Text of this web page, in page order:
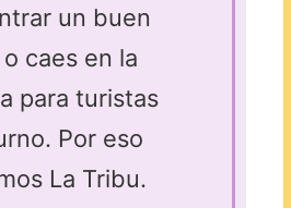
un buen
o caes en la
para turistas
Por eso
La Tribu.